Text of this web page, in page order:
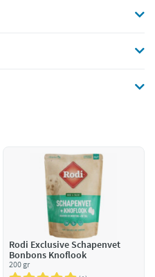
Rodi Exclusive Schapenvet
Bonbons Knoflook
200 gr